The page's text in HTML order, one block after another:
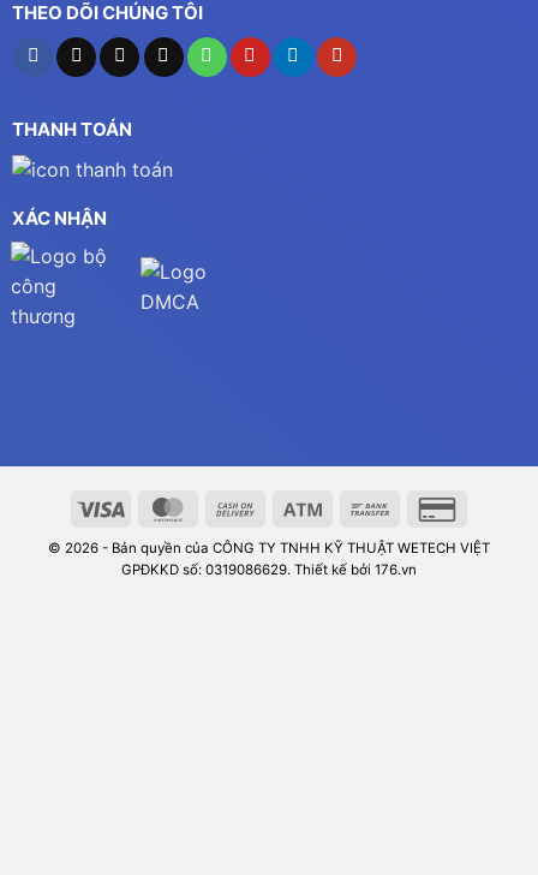
THEO DÕI CHÚNG TÔI
THANH TOÁN
XÁC NHẬN
© 2026 - Bản quyền của CÔNG TY TNHH KỸ THUẬT WETECH VIỆT
GPĐKKD số: 0319086629. Thiết kế bởi 176.vn